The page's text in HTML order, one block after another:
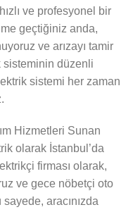
ve profesyonel bir
geçtiğiniz anda,
ve arızayı tamir
sisteminin düzenli
sistemi her zaman
Hizmetleri Sunan
olarak İstanbul’da
firması olarak,
ve gece nöbetçi oto
aracınızda